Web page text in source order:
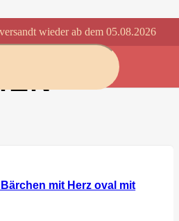
wieder ab dem 05.08.2026
mit Herz oval mit